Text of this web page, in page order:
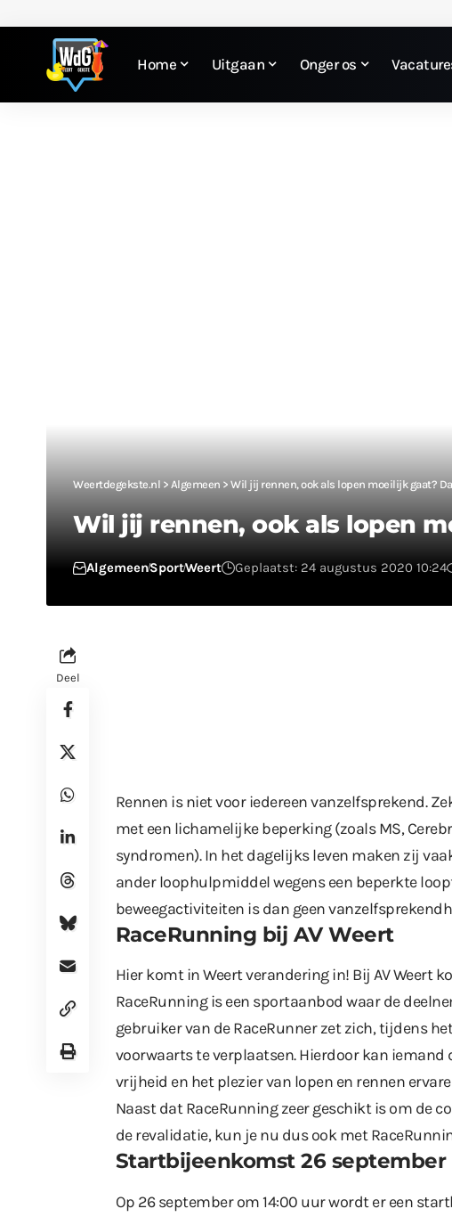
Home Uitgaan Onger os
Weertdegekste.nl > Algemeen > Wil jij rennen, ook als lopen moeilijk gaat?
Wil jij rennen, ook als lopen
AlgemeenSportWeert Geplaatst: 24 augustus 2020 10:24
Deel
Rennen is niet voor iedereen vanzelfsprekend.
met een lichamelijke beperking (zoals MS,
syndromen). In het dagelijks leven maken zij
ander loophulpmiddel wegens een beperkte
beweegactiviteiten is dan geen
RaceRunning bij AV Weert
Hier komt in Weert verandering in! Bij AV Weert
RaceRunning is een sportaanbod waar de
gebruiker van de RaceRunner zet zich, tijdens
voorwaarts te verplaatsen. Hierdoor kan
vrijheid en het plezier van lopen en rennen
Naast dat RaceRunning zeer geschikt is om de
de revalidatie, kun je nu dus ook met
Startbijeenkomst 26 september
Op 26 september om 14:00 uur wordt er een